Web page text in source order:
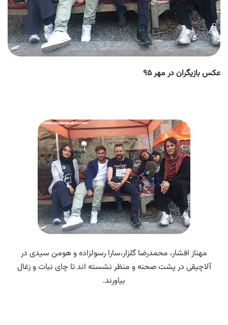
عکس بازیگران در مهر ۹۵
مهناز افشار، محمدرضا گلزار،سارا رسولزاده و هومن سیدی در
آلاچیقی در پشت صحنه و منظر نشسته اند تا چای نبات و زغال
بیاورند.